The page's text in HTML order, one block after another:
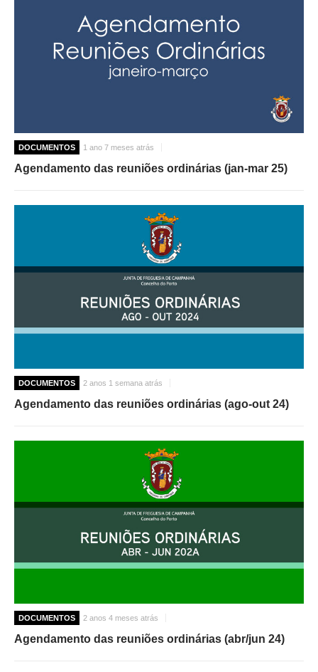
DOCUMENTOS 1 ano 7 meses atrás
Agendamento das reuniões ordinárias (jan-mar 25)
DOCUMENTOS 2 anos 1 semana atrás
Agendamento das reuniões ordinárias (ago-out 24)
DOCUMENTOS 2 anos 4 meses atrás
Agendamento das reuniões ordinárias (abr/jun 24)